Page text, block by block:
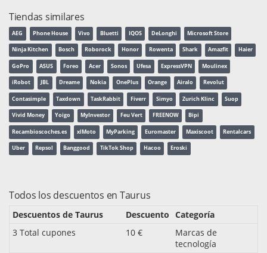
Tiendas similares
AEG Phone House Vivo Bluetti IQOS DeLonghi Microsoft Store
Ninja Kitchen Bosch Roborock Honor Rowenta Shark Amazfit Haier
GoPro ASUS Foreo Acer Sonos Ufesa ExpressVPN Moulinex
iRobot JBL Dreame Nokia OnePlus Orange Airalo Revolut
Contasimple Taxdown TaskRabbit Fiverr Simyo Zurich Klinc Suop
Vivid Money Yoigo MyInvestor Feu Vert FREENOW Bipi
Recambioscoches.es xlMoto MyParking Euromaster Maxiscoot Rentalcars
Uber Repsol Banggood TikTok Shop Hacoo Eroski
Todos los descuentos en Taurus
Descuentos de Taurus Descuento Categoría
3 Total cupones
10 €
Marcas de
tecnología